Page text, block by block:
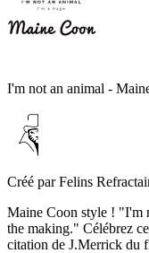
I'm not an animal -
Créé par Felins
Maine Coon style ! "I'm
the making." Célébrez
citation de J.Merrick du